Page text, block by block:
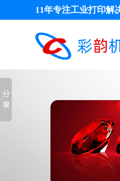
11年专注工业打印解